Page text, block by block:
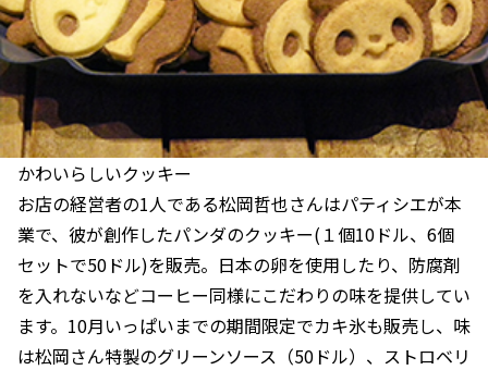
かわいらしいクッキー
お店の経営者の1人である松岡哲也さんはパティシエが本
業で、彼が創作したパンダのクッキー(１個10ドル、6個
セットで50ドル)を販売。日本の卵を使用したり、防腐剤
を入れないなどコーヒー同様にこだわりの味を提供してい
ます。10月いっぱいまでの期間限定でカキ氷も販売し、味
は松岡さん特製のグリーンソース（50ドル）、ストロベリ